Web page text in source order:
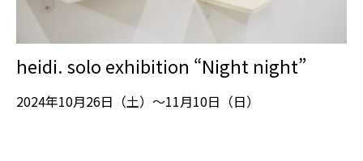
heidi. solo exhibition “Night night”
2024年10月26日（土）～11月10日（日）